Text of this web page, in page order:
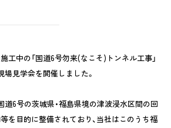
工中の「国道6号勿来(なこそ)トンネル工事」
場見学会を開催しました。
6号の茨城県・福島県境の津波浸水区間の回
を目的に整備されており、当社はこのうち福